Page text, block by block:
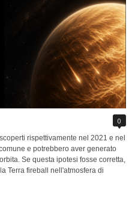
0
rispettivamente nel 2021 e nel
e potrebbero aver generato
Se questa ipotesi fosse corretta,
Terra fireball nell'atmosfera di